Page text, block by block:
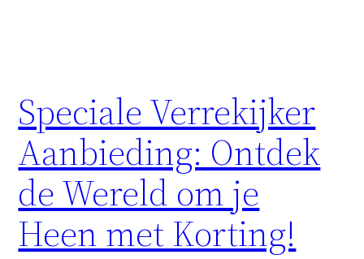
Speciale Verrekijker
Aanbieding: Ontdek
de Wereld om je
Heen met Korting!